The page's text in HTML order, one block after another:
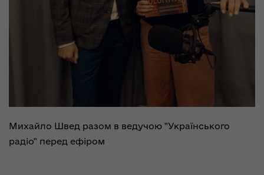
Михайло Швед разом в ведучою "Українського
радіо" перед ефіром